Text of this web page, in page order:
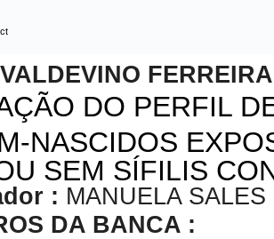
DO PERFIL
NASCIDOS
SEM SÍFILIS
: MANUELA
DA BANCA :